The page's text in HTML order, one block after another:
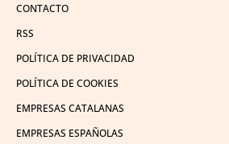
CONTACTO
RSS
POLÍTICA DE PRIVACIDAD
POLÍTICA DE COOKIES
EMPRESAS CATALANAS
EMPRESAS ESPAÑOLAS